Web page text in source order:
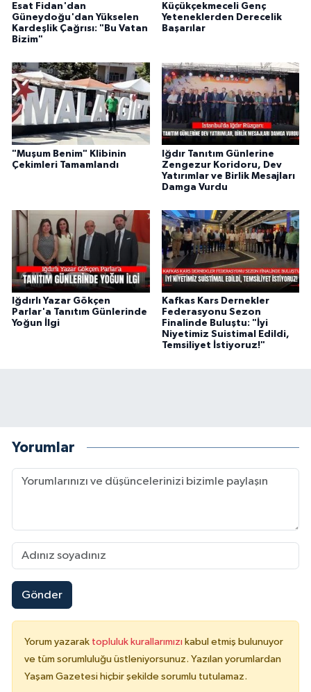
Esat Fidan'dan
Güneydoğu'dan Yükselen
Kardeşlik Çağrısı: "Bu Vatan
Bizim"
Küçükçekmeceli Genç
Yeteneklerden Derecelik
Başarılar
"Muşum Benim" Klibinin
Çekimleri Tamamlandı
Iğdır Tanıtım Günlerine
Zengezur Koridoru, Dev
Yatırımlar ve Birlik Mesajları
Damga Vurdu
Iğdırlı Yazar Gökçen
Parlar'a Tanıtım Günlerinde
Yoğun İlgi
Kafkas Kars Dernekler
Federasyonu Sezon
Finalinde Buluştu: "İyi
Niyetimiz Suistimal Edildi,
Temsiliyet İstiyoruz!"
Yorumlar
Gönder
Yorum yazarak topluluk kurallarımızı kabul etmiş bulunuyor
ve tüm sorumluluğu üstleniyorsunuz. Yazılan yorumlardan
Yaşam Gazetesi hiçbir şekilde sorumlu tutulamaz.